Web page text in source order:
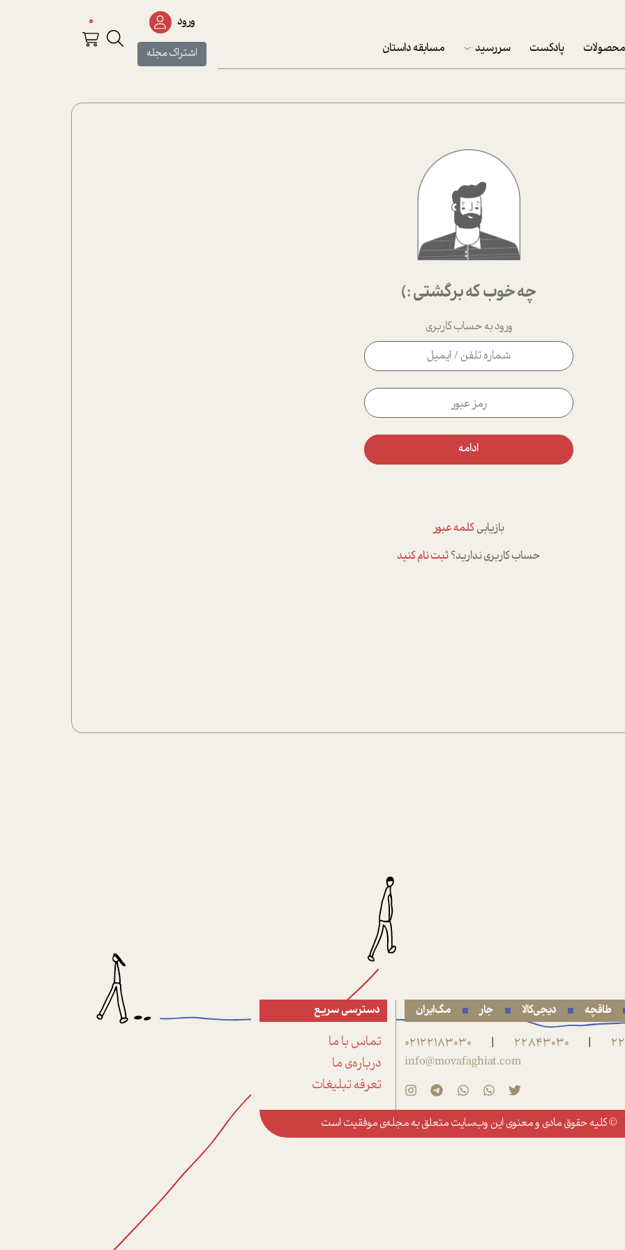
محصولات پادکست سررسید
پکيج نوروزي موفقيت
تقویم رومیزی
تقویم دیواری
مسابقه داستان
ورود
اشتراک مجله
0
چه خوب که برگشتی :)
ورود به حساب کاربری
ادامه
بازیابیکلمه عبور
حساب کاربری ندارید؟ثبت نام کنید
طاقچه دیجی‌کالا جار مگ‌ایران
|
22843030
|
02122183030
info@movafaghiat.com
دسترسی سریع
تماس با ما
درباره‌ی ما
تعرفه تبلیغات
© کلیه حقوق مادی و معنوی این وب‌سایت متعلق بهمجله‌ی موفقیتاست